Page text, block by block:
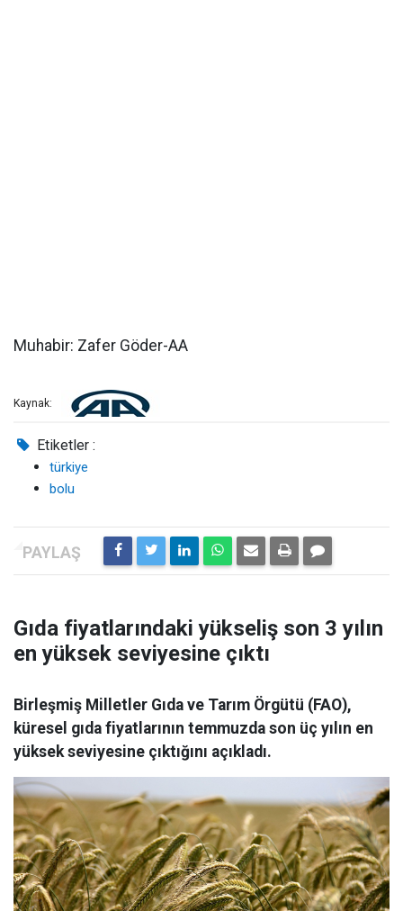
Muhabir: Zafer Göder-AA
Kaynak:
Etiketler :
türkiye
bolu
Gıda fiyatlarındaki yükseliş son 3 yılın
en yüksek seviyesine çıktı
Birleşmiş Milletler Gıda ve Tarım Örgütü (FAO),
küresel gıda fiyatlarının temmuzda son üç yılın en
yüksek seviyesine çıktığını açıkladı.